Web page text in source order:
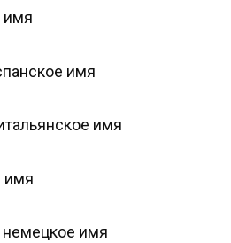
имя
имя
имя
имя
имя